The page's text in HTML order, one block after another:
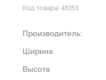
Код товара: 48153
Производитель:
Ширина
Высота